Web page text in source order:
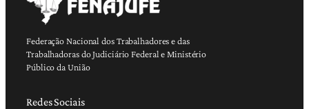
Federação Nacional dos Trabalhadores e das
Trabalhadoras do Judiciário Federal e Ministério
Público da União
Redes Sociais